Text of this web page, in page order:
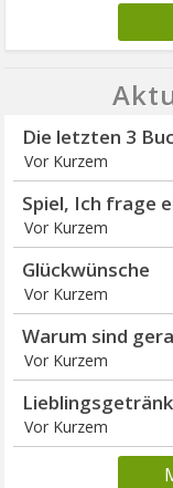
Die letzten 3
Vor Kurzem
Spiel, Ich frage
Vor Kurzem
Glückwünsche
Vor Kurzem
Warum sind
Vor Kurzem
Vor Kurzem